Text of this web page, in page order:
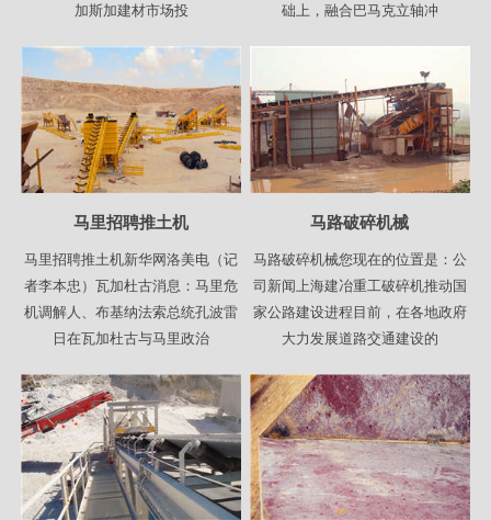
加斯加建材市场投
础上，融合巴马克立轴冲
马里招聘推土机
马里招聘推土机新华网洛美电（记
者李本忠）瓦加杜古消息：马里危
机调解人、布基纳法索总统孔波雷
日在瓦加杜古与马里政治
马路破碎机械
马路破碎机械您现在的位置是：公
司新闻上海建冶重工破碎机推动国
家公路建设进程目前，在各地政府
大力发展道路交通建设的